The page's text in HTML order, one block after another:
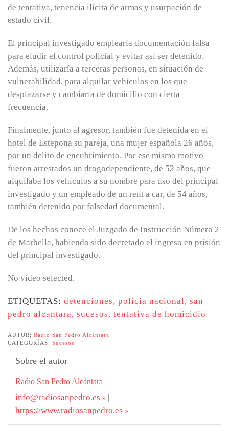
de tentativa, tenencia ilícita de armas y usurpación de
estado civil.
El principal investigado emplearía documentación falsa
para eludir el control policial y evitar así ser detenido.
Además, utilizaría a terceras personas, en situación de
vulnerabilidad, para alquilar vehículos en los que
desplazarse y cambiaría de domicilio con cierta
frecuencia.
Finalmente, junto al agresor, también fue detenida en el
hotel de Estepona su pareja, una mujer española 26 años,
por un delito de encubrimiento. Por ese mismo motivo
fueron arrestados un drogodependiente, de 52 años, que
alquilaba los vehículos a su nombre para uso del principal
investigado y un empleado de un rent a car, de 54 años,
también detenido por falsedad documental.
De los hechos conoce el Juzgado de Instrucción Número 2
de Marbella, habiendo sido decretado el ingreso en prisión
del principal investigado.
No video selected.
ETIQUETAS: detenciones, policia nacional, san
pedro alcantara, sucesos, tentativa de homicidio
AUTOR; Radio San Pedro Alcántara
CATEGORÍAS: Sucesos
Sobre el autor
Radio San Pedro Alcántara
info@radiosanpedro.es
|
https://www.radiosanpedro.es